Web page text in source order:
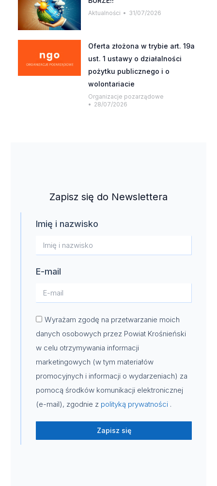
Aktualności 31/07/2026
Oferta złożona w trybie art. 19a
ust. 1 ustawy o działalności
pożytku publicznego i o
wolontariacie
Organizacje pozarządowe
28/07/2026
Zapisz się do Newslettera
Imię i nazwisko
E-mail
Wyrażam zgodę na przetwarzanie moich
danych osobowych przez Powiat Krośnieński
w celu otrzymywania informacji
marketingowych (w tym materiałów
promocyjnych i informacji o wydarzeniach) za
pomocą środków komunikacji elektronicznej
(e-mail), zgodnie z polityką prywatności .
Zapisz się